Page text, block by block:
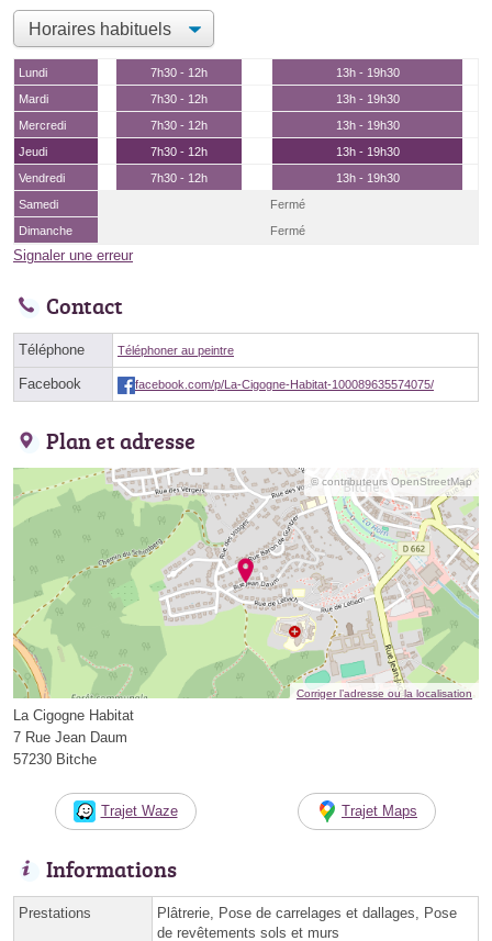
Lundi 7h30 - 12h
13h - 19h30
Mardi
7h30 - 12h
13h - 19h30
Mercredi
7h30 - 12h
13h - 19h30
Jeudi
7h30 - 12h
13h - 19h30
Vendredi
7h30 - 12h
13h - 19h30
Samedi
Fermé
Dimanche
Fermé
Signaler une erreur
Contact
Téléphone Téléphoner au peintre
Facebook facebook.com/p/La-Cigogne-Habitat-100089635574075/
Plan et adresse
© contributeurs OpenStreetMap
Corriger l’adresse ou la localisation
La Cigogne Habitat
7 Rue Jean Daum
57230 Bitche
Trajet Waze Trajet Maps
Informations
Prestations
Plâtrerie, Pose de carrelages et dallages, Pose
de revêtements sols et murs